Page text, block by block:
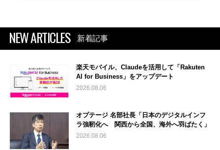
NEW ARTICLES 新着記事
楽天モバイル、Claudeを活用して「Rakuten
AI for Business」をアップデート
2026.08.06
オプテージ 名部社長「日本のデジタルインフ
ラ強靭化へ 関西から全国、海外へ羽ばたく」
2026.08.06